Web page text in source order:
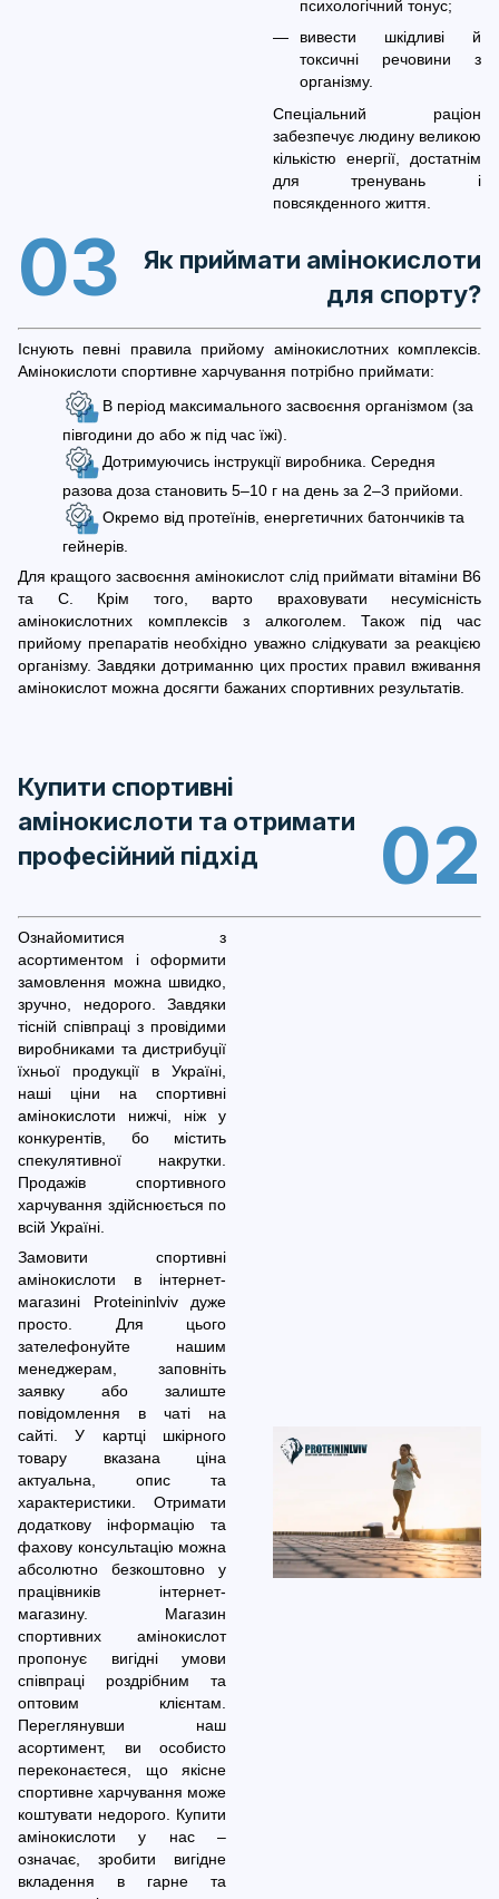
психологічний тонус;
вивести шкідливі й
токсичні речовини з
організму.
Спеціальний раціон
забезпечує людину великою
кількістю енергії, достатнім
для тренувань і
повсякденного життя.
Як приймати амінокислоти
для спорту?
03
Існують певні правила прийому амінокислотних комплексів.
Амінокислоти спортивне харчування потрібно приймати:
В період максимального засвоєння організмом (за
півгодини до або ж під час їжі).
Дотримуючись інструкції виробника. Середня
разова доза становить 5–10 г на день за 2–3 прийоми.
Окремо від протеїнів, енергетичних батончиків та
гейнерів.
Для кращого засвоєння амінокислот слід приймати вітаміни В6
та С. Крім того, варто враховувати несумісність
амінокислотних комплексів з алкоголем. Також під час
прийому препаратів необхідно уважно слідкувати за реакцією
організму. Завдяки дотриманню цих простих правил вживання
амінокислот можна досягти бажаних спортивних результатів.
Купити спортивні
амінокислоти та отримати
професійний підхід
02
Ознайомитися з
асортиментом і оформити
замовлення можна швидко,
зручно, недорого. Завдяки
тісній співпраці з провідими
виробниками та дистрибуції
їхньої продукції в Україні,
наші ціни на спортивні
амінокислоти нижчі, ніж у
конкурентів, бо містить
спекулятивної накрутки.
Продажів спортивного
харчування здійснюється по
всій Україні.
Замовити спортивні
амінокислоти в інтернет-
магазині Proteininlviv дуже
просто. Для цього
зателефонуйте нашим
менеджерам, заповніть
заявку або залиште
повідомлення в чаті на
сайті. У картці шкірного
товару вказана ціна
актуальна, опис та
характеристики. Отримати
додаткову інформацію та
фахову консультацію можна
абсолютно безкоштовно у
працівників інтернет-
магазину. Магазин
спортивних амінокислот
пропонує вигідні умови
співпраці роздрібним та
оптовим клієнтам.
Переглянувши наш
асортимент, ви особисто
переконаєтеся, що якісне
спортивне харчування може
коштувати недорого. Купити
амінокислоти у нас –
означає, зробити вигідне
вкладення в гарне та